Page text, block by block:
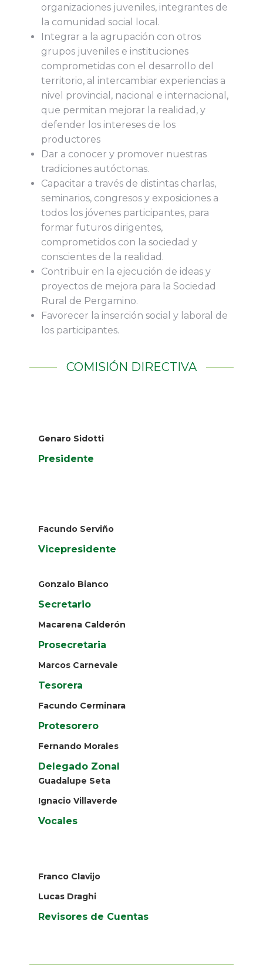
organizaciones juveniles, integrantes de
la comunidad social local.
Integrar a la agrupación con otros
grupos juveniles e instituciones
comprometidas con el desarrollo del
territorio, al intercambiar experiencias a
nivel provincial, nacional e internacional,
que permitan mejorar la realidad, y
defender los intereses de los
productores
Dar a conocer y promover nuestras
tradiciones autóctonas.
Capacitar a través de distintas charlas,
seminarios, congresos y exposiciones a
todos los jóvenes participantes, para
formar futuros dirigentes,
comprometidos con la sociedad y
conscientes de la realidad.
Contribuir en la ejecución de ideas y
proyectos de mejora para la Sociedad
Rural de Pergamino.
Favorecer la inserción social y laboral de
los participantes.
COMISIÓN DIRECTIVA
Genaro Sidotti
Presidente
Facundo Serviño
Vicepresidente
Gonzalo Bianco
Secretario
Macarena Calderón
Prosecretaria
Marcos Carnevale
Tesorera
Facundo Cerminara
Protesorero
Fernando Morales
Delegado Zonal
Guadalupe Seta
Ignacio Villaverde
Vocales
Franco Clavijo
Lucas Draghi
Revisores de Cuentas